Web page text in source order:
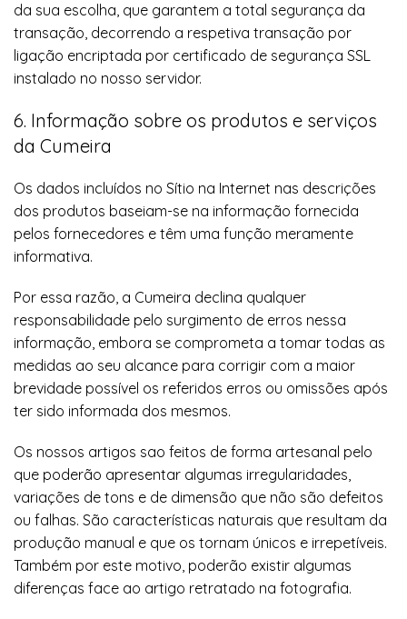
da sua escolha, que garantem a total segurança da
transação, decorrendo a respetiva transação por
ligação encriptada por certificado de segurança SSL
instalado no nosso servidor.
6. Informação sobre os produtos e serviços
da Cumeira
Os dados incluídos no Sítio na Internet nas descrições
dos produtos baseiam-se na informação fornecida
pelos fornecedores e têm uma função meramente
informativa.
Por essa razão, a Cumeira declina qualquer
responsabilidade pelo surgimento de erros nessa
informação, embora se comprometa a tomar todas as
medidas ao seu alcance para corrigir com a maior
brevidade possível os referidos erros ou omissões após
ter sido informada dos mesmos.
Os nossos artigos sao feitos de forma artesanal pelo
que poderão apresentar algumas irregularidades,
variações de tons e de dimensão que não são defeitos
ou falhas. São características naturais que resultam da
produção manual e que os tornam únicos e irrepetíveis.
Também por este motivo, poderão existir algumas
diferenças face ao artigo retratado na fotografia.